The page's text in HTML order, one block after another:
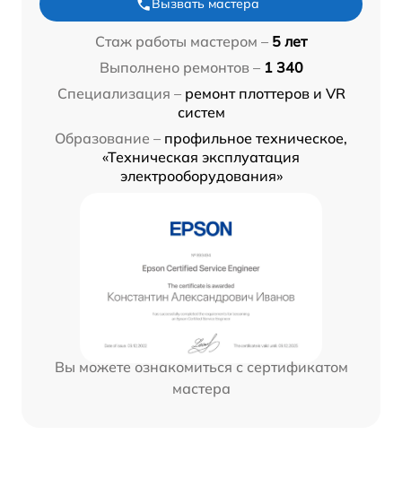
Вызвать мастера
Стаж работы мастером – 5 лет
Выполнено ремонтов – 1 340
Специализация – ремонт плоттеров и VR
систем
Образование – профильное техническое,
«Техническая эксплуатация
электрооборудования»
Вы можете ознакомиться с сертификатом
мастера